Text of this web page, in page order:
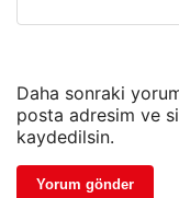
Daha sonraki
posta adresim ve
kaydedilsin.